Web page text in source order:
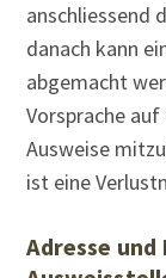
anschliessend
danach kann
abgemacht
Vorsprache
Ausweise
ist eine
Adresse